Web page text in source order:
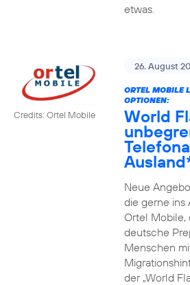
etwas.
Credits: Ortel Mobile
26. August
ORTEL MOBILE
OPTIONEN:
World
Neue
die gerne ins
Ortel Mobile,
deutsche
Menschen
der „World